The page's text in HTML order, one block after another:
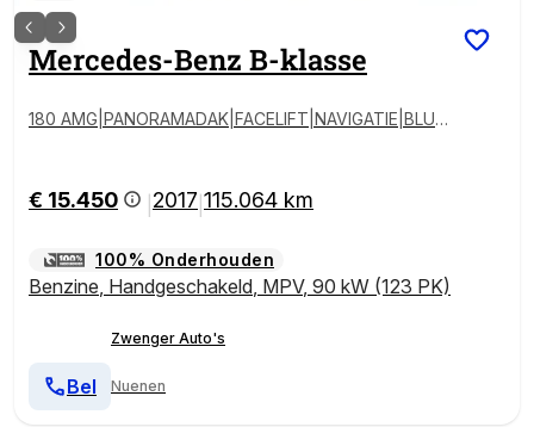
Mercedes-Benz B-klasse
180 AMG|PANORAMADAK|FACELIFT|NAVIGATIE|BLUE
€ 15.450 2017 115.064 km
100% Onderhouden
Benzine, Handgeschakeld, MPV, 90 kW (123 PK)
Zwenger Auto's
Nuenen
Bel